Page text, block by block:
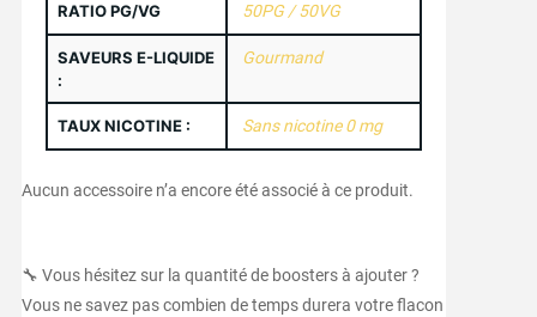
RATIO PG/VG 50PG / 50VG
SAVEURS E-LIQUIDE
:
Gourmand
TAUX NICOTINE : Sans nicotine 0 mg
Aucun accessoire n’a encore été associé à ce produit.
🔧 Vous hésitez sur la quantité de boosters à ajouter ?
Vous ne savez pas combien de temps durera votre flacon